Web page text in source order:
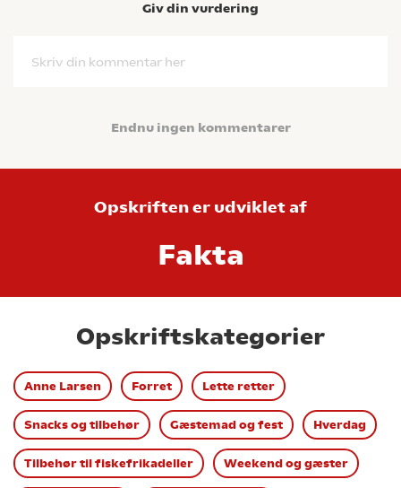
Giv din vurdering
Skriv din kommentar her
Endnu ingen kommentarer
Opskriften er udviklet af
Fakta
Opskriftskategorier
Anne Larsen Forret Lette retter
Snacks og tilbehør Gæstemad og fest Hverdag
Tilbehør til fiskefrikadeller Weekend og gæster